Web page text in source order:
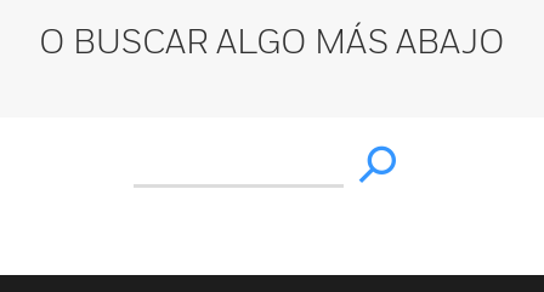
O BUSCAR ALGO MÁS ABAJO